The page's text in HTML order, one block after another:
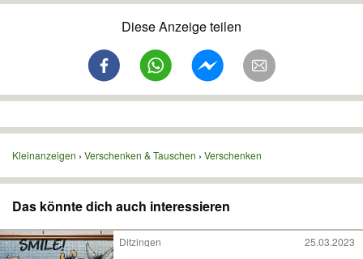
Diese Anzeige teilen
Kleinanzeigen Verschenken & Tauschen Verschenken
Das könnte dich auch interessieren
Ditzingen 25.03.2023